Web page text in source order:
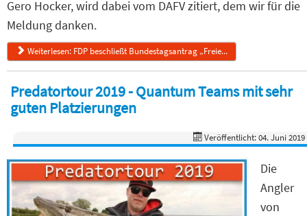
Gero Hocker, wird dabei vom DAFV zitiert, dem wir für die
Meldung danken.
Weiterlesen: FDP beschließt Bundestagsantrag „Freie...
Predatortour 2019 - Quantum Teams mit sehr
guten Platzierungen
Veröffentlicht: 04. Juni 2019
Die
Angler
von